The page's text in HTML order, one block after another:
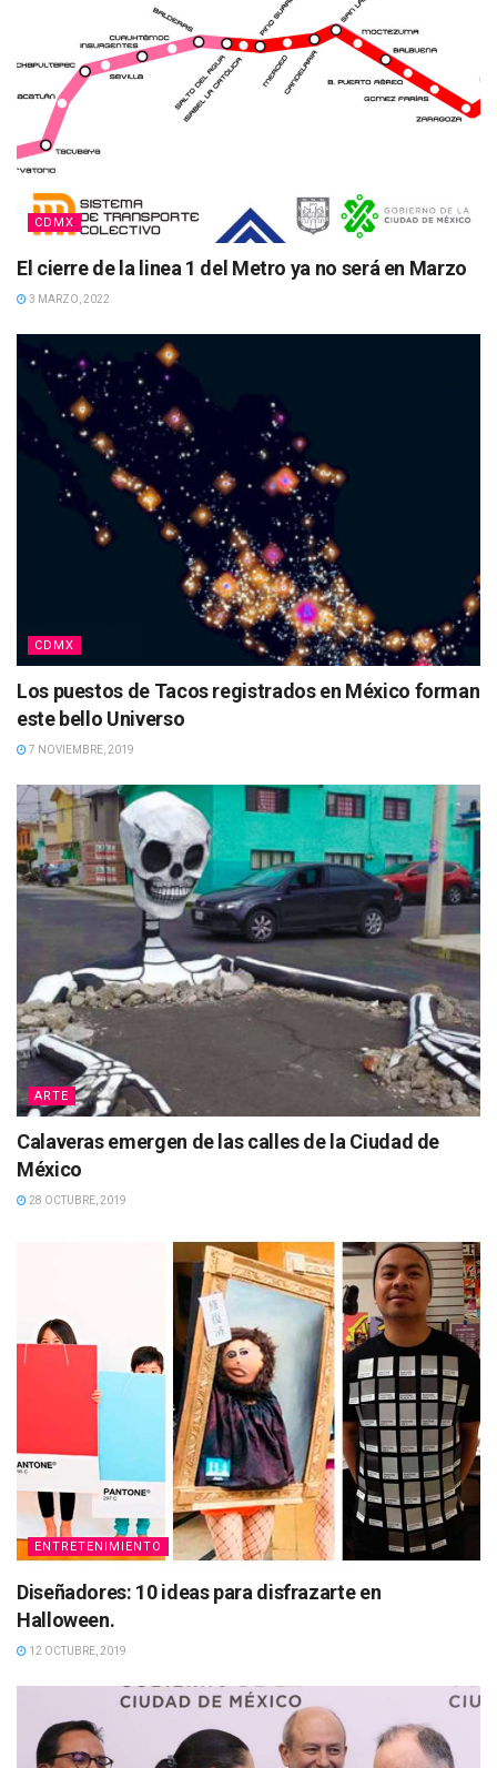
CDMX
El cierre de la linea 1 del Metro ya no será en Marzo
3 MARZO, 2022
CDMX
Los puestos de Tacos registrados en México forman
este bello Universo
7 NOVIEMBRE, 2019
ARTE
Calaveras emergen de las calles de la Ciudad de
México
28 OCTUBRE, 2019
ENTRETENIMIENTO
Diseñadores: 10 ideas para disfrazarte en
Halloween.
12 OCTUBRE, 2019